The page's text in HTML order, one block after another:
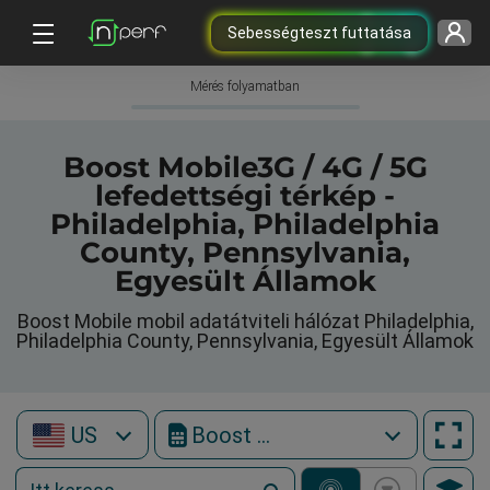
Sebességteszt futtatása
Mérés folyamatban
Boost Mobile3G / 4G / 5G
lefedettségi térkép -
Philadelphia, Philadelphia
County, Pennsylvania,
Egyesült Államok
Boost Mobile mobil adatátviteli hálózat Philadelphia,
Philadelphia County, Pennsylvania, Egyesült Államok
US Boost Mobile